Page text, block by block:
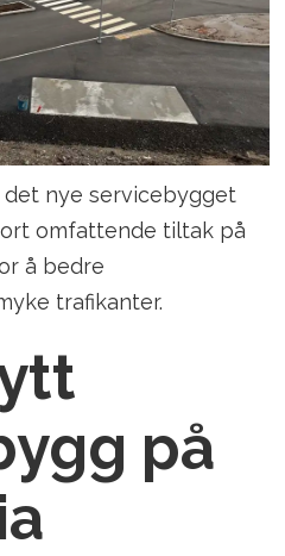
det nye servicebygget
omfattende tiltak på
å bedre
trafikanter.
på